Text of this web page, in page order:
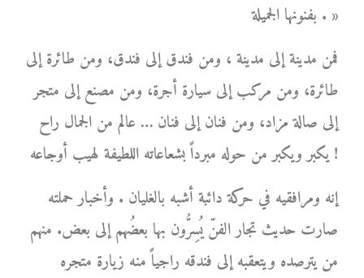
بفنونها الجميلة . »
فمن مدينة إلى مدينة ، ومن فندق إلى فندق، ومن طائرة إلى
طائرة، ومن مركب إلى سيارة أجرة، ومن مصنع إلى متجر
إلى صالة مزاد، ومن فنان إلى فنان … عالم من الجمال راح
يكبر ويكبر من حوله مبرداً بشعاعاته اللطيفة لهيب أوجاعه !
إنه ومرافقيه في حركة دائبة أشبه بالغليان . وأخبار حملته
صارت حديث تجار الفنّ يُسِرُّون بها بعضُهم إلى بعض. منهم
من يترصده ويتعقبه إلى فندقه راجياً منه زيارة متجره